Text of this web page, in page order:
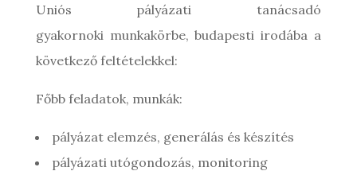
Uniós pályázati tanácsadó
gyakornoki munkakörbe, budapesti irodába a
következő feltételekkel:
Főbb feladatok, munkák:
pályázat elemzés, generálás és készítés
pályázati utógondozás, monitoring